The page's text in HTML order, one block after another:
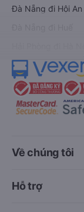
Đà Nẵng đi Hội An
Về chúng tôi
Hỗ trợ